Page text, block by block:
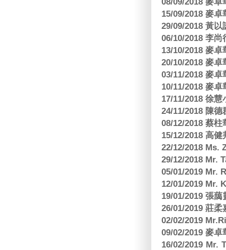
15/09/2018 麥
29/09/2018 黃
06/10/2018 李
13/10/2018 麥
20/10/2018 麥
03/11/2018 麥
10/11/2018 麥
17/11/2018 徐
24/11/2018 陳
08/12/2018 蔡
15/12/2018 高
22/12/2018 Ms.
29/12/2018 Mr.
05/01/2019 Mr.
12/01/2019 Mr.
19/01/2019 張
26/01/2019 莊
02/02/2019
09/02/2019 麥
16/02/2019 Mr.